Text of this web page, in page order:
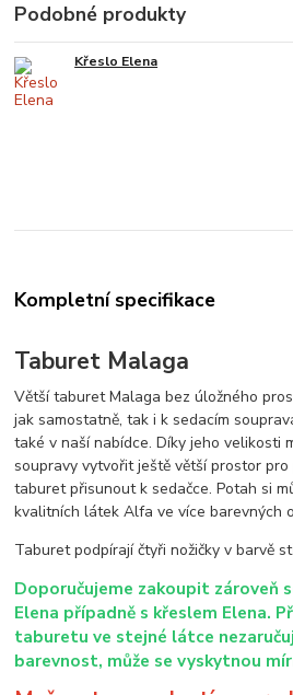
Podobné produkty
Křeslo Elena
Kompletní specifikace
Taburet Malaga
Větší taburet Malaga bez úložného
jak samostatně, tak i k sedacím
také v naší nabídce. Díky jeho velikosti
soupravy vytvořit ještě větší prostor
taburet přisunout k sedačce. Potah si
kvalitních látek Alfa ve více barevných
Taburet podpírají čtyři nožičky v barvě
Doporučujeme zakoupit zároveň
Elena případně s křeslem Elena.
taburetu ve stejné látce
barevnost, může se vyskytnou